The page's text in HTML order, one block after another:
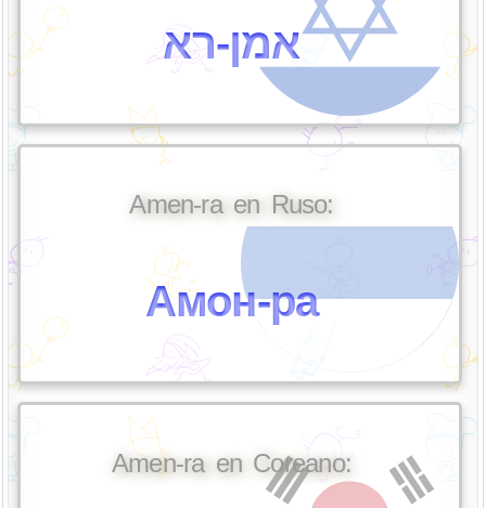
אמן-רא
Amen-ra en Ruso:
Амон-ра
Amen-ra en Coreano: